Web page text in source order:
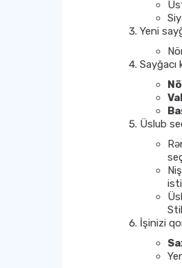
Yeni
Sayğacı
Üslub
İşinizi